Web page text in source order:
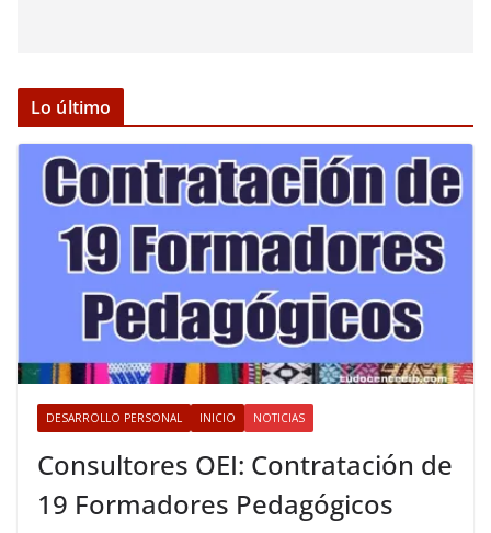
Lo último
DESARROLLO PERSONAL INICIO NOTICIAS
Consultores OEI: Contratación de
19 Formadores Pedagógicos